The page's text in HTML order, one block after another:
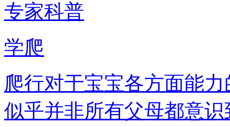
专家科普
学爬
爬行对于宝宝各方面能
似乎并非所有父母都意